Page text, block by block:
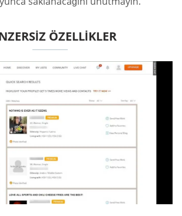
ÖZELLIKLER